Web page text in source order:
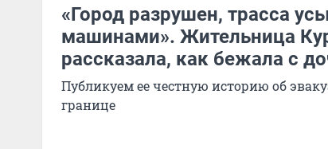
«Город разрушен, трасса
машинами». Жительница
рассказала, как бежала с
Публикуем ее честную историю об
границе